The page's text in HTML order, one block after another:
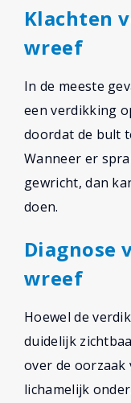
Klachten
wreef
In de meeste
een verdikking
doordat de bult
Wanneer er
gewricht, dan
doen.
Diagnose
wreef
Hoewel de
duidelijk
over de oorzaak
lichamelijk